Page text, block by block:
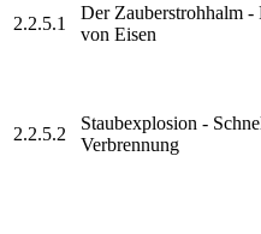
2.2.5.1
Der Zauberstrohhalm -
von Eisen
2.2.5.2
Staubexplosion -
Verbrennung